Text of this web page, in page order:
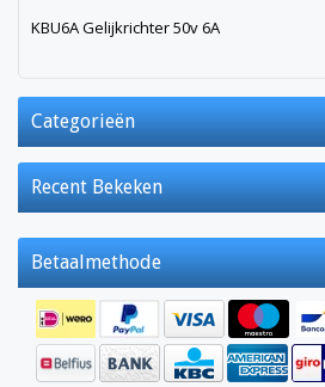
KBU6A Gelijkrichter 50v 6A
Categorieën
Recent Bekeken
Betaalmethode